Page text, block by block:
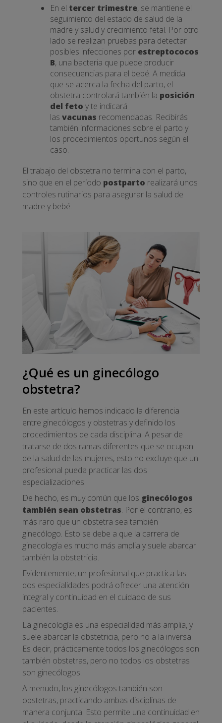
En el tercer trimestre, se mantiene el
seguimiento del estado de salud de la
madre y salud y crecimiento fetal. Por otro
lado se realizan pruebas para detectar
posibles infecciones por estreptococos
B, una bacteria que puede producir
consecuencias para el bebé. A medida
que se acerca la fecha del parto, el
obstetra controlará también la posición
del feto y te indicará
las vacunas recomendadas. Recibirás
también informaciones sobre el parto y
los procedimientos oportunos según el
caso.
El trabajo del obstetra no termina con el parto,
sino que en el período postparto realizará unos
controles rutinarios para asegurar la salud de
madre y bebé.
¿Qué es un ginecólogo
obstetra?
En este artículo hemos indicado la diferencia
entre ginecólogos y obstetras y definido los
procedimientos de cada disciplina. A pesar de
tratarse de dos ramas diferentes que se ocupan
de la salud de las mujeres, esto no excluye que un
profesional pueda practicar las dos
especializaciones.
De hecho, es muy común que los ginecólogos
también sean obstetras. Por el contrario, es
más raro que un obstetra sea también
ginecólogo. Esto se debe a que la carrera de
ginecología es mucho más amplia y suele abarcar
también la obstetricia.
Evidentemente, un profesional que practica las
dos especialidades podrá ofrecer una atención
integral y continuidad en el cuidado de sus
pacientes.
La ginecología es una especialidad más amplia, y
suele abarcar la obstetricia, pero no a la inversa.
Es decir, prácticamente todos los ginecólogos son
también obstetras, pero no todos los obstetras
son ginecólogos.
A menudo, los ginecólogos también son
obstetras, practicando ambas disciplinas de
manera conjunta. Esto permite una continuidad en